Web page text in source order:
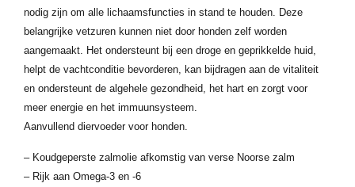
nodig zijn om alle lichaamsfuncties in stand te houden. Deze
belangrijke vetzuren kunnen niet door honden zelf worden
aangemaakt. Het ondersteunt bij een droge en geprikkelde huid,
helpt de vachtconditie bevorderen, kan bijdragen aan de vitaliteit
en ondersteunt de algehele gezondheid, het hart en zorgt voor
meer energie en het immuunsysteem.
Aanvullend diervoeder voor honden.
– Koudgeperste zalmolie afkomstig van verse Noorse zalm
– Rijk aan Omega-3 en -6